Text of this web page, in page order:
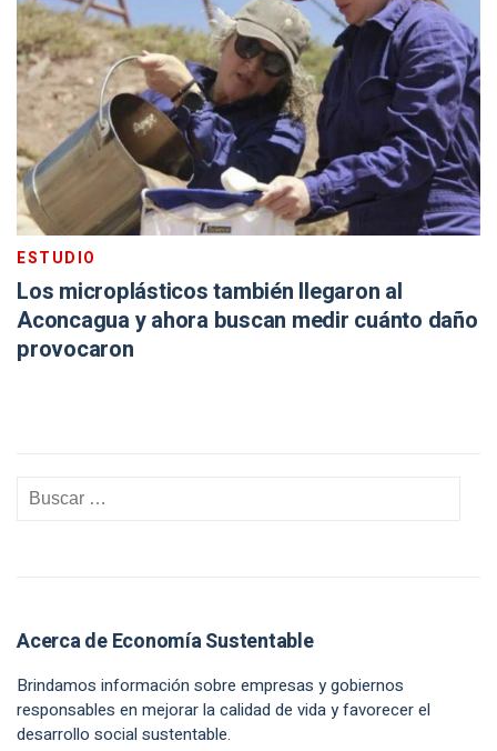
ESTUDIO
Los microplásticos también llegaron al
Aconcagua y ahora buscan medir cuánto daño
provocaron
Acerca de Economía Sustentable
Brindamos información sobre empresas y gobiernos
responsables en mejorar la calidad de vida y favorecer el
desarrollo social sustentable.